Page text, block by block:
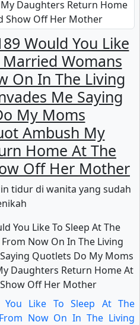
Would You Like
Married Womans
On In The Living
Me Saying
My Moms
Ambush My
Home At The
Off Her Mother
tidur di wanita yang sudah
You Like To Sleep At The
Now On In The Living